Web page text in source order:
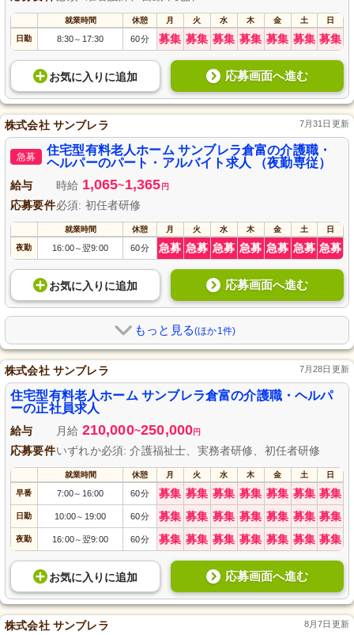
就業時間 休憩 月 火 水 木 金 土 日
日勤 8:30～ 17:30 60分 募集 募集 募集 募集 募集 募集 募集
お気に入り に追加 応募画面へ進む
株式会社 サンブレラ 7月31日更新
急募
住宅型有料老人ホーム サンブレラ倉富の介護職・
ヘルパーのパート・アルバイト求人 （夜勤専従）
給与 時給 1,065~1,365 円
応募要件必須: 初任者研修
就業時間 休憩 月 火 水 木 金 土 日
夜勤 16:00～翌9:00 60分 急募 急募 急募 急募 急募 急募 急募
お気に入り に追加 応募画面へ進む
もっと見る(ほか1件)
株式会社 サンブレラ 7月28日更新
住宅型有料老人ホーム サンブレラ倉富の介護職・ヘルパ
ーの正社員求人
給与 月給 210,000~250,000円
応募要件いずれか必須: 介護福祉士、実務者研修、初任者研修
就業時間 休憩 月 火 水 木 金 土 日
早番 7:00～ 16:00 60分 募集 募集 募集 募集 募集 募集 募集
日勤 10:00～ 19:00 60分 募集 募集 募集 募集 募集 募集 募集
夜勤 16:00～翌9:00 60分 募集 募集 募集 募集 募集 募集 募集
お気に入り に追加 応募画面へ進む
株式会社 サンブレラ 8月7日更新